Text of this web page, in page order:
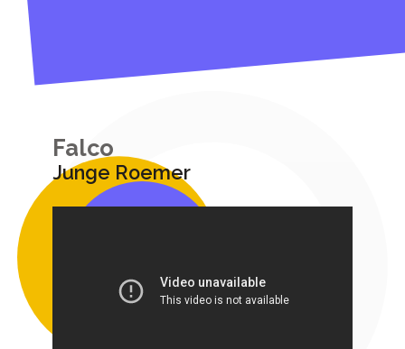
Falco
Junge Roemer